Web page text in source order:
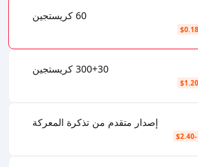
60 كريستجين
300+30 كريستجين
إصدار متقدم من تذكرة المعركة
-$2.40